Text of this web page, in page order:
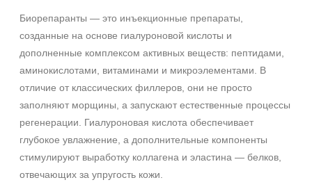
Показать еще
Объём
фл
флакон
шприц
Показать еще
Ингредиенты
PDRN
Биорепаранты — это инъекционные препараты,
созданные на основе гиалуроновой кислоты и
дополненные комплексом активных веществ: пептидами,
аминокислотами, витаминами и микроэлементами. В
отличие от классических филлеров, они не просто
заполняют морщины, а запускают естественные процессы
регенерации. Гиалуроновая кислота обеспечивает
глубокое увлажнение, а дополнительные компоненты
стимулируют выработку коллагена и эластина — белков,
отвечающих за упругость кожи.